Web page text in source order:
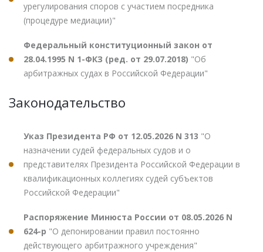
урегулирования споров с участием посредника
(процедуре медиации)"
Федеральный конституционный закон от
28.04.1995 N 1-ФКЗ (ред. от 29.07.2018) "Об
арбитражных судах в Российской Федерации"
Законодательство
Указ Президента РФ от 12.05.2026 N 313 "О
назначении судей федеральных судов и о
представителях Президента Российской Федерации в
квалификационных коллегиях судей субъектов
Российской Федерации"
Распоряжение Минюста России от 08.05.2026 N
624-р "О депонировании правил постоянно
действующего арбитражного учреждения"